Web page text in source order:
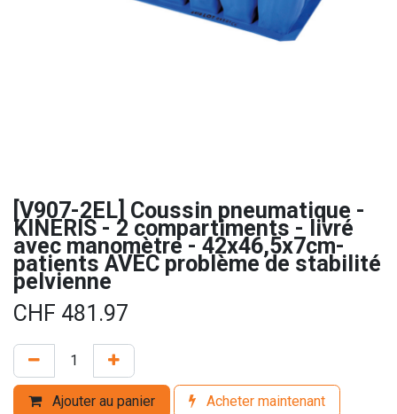
[V907-2EL] Coussin pneumatique -
KINERIS - 2 compartiments - livré
avec manomètre - 42x46,5x7cm-
patients AVEC problème de stabilité
pelvienne
CHF 481.97
Ajouter au panier Acheter maintenant